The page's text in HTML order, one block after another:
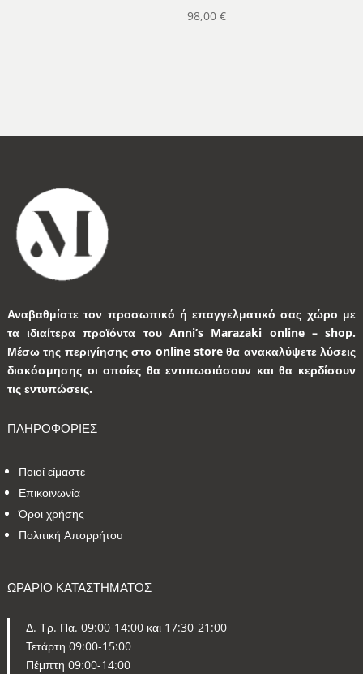
98,00€
Αναβαθμίστε τον προσωπικό ή επαγγελματικό σας χώρο με
τα ιδιαίτερα προϊόντα του Anni’s Marazaki online – shop.
Μέσω της περιγίησης στο online store θα ανακαλύψετε λύσεις
διακόσμησης οι οποίες θα εντιπωσιάσουν και θα κερδίσουν
τις εντυπώσεις.
ΠΛΗΡΟΦΟΡΙΕΣ
Ποιοί είμαστε
Επικοινωνία
Όροι χρήσης
Πολιτική Απορρήτου
ΩΡΑΡΙΟ ΚΑΤΑΣΤΗΜΑΤΟΣ
Δ. Τρ. Πα. 09:00-14:00 και 17:30-21:00
Τετάρτη 09:00-15:00
Πέμπτη 09:00-14:00